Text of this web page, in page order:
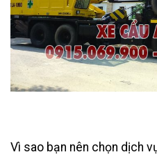
Vì sao bạn nên chọn dịch